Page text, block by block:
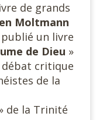
de grands
Moltmann
un livre
de Dieu »
débat critique
de la
de la Trinité